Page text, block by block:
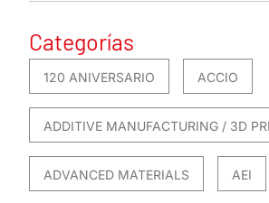
Categorías
120 ANIVERSARIO ACCIO
ADDITIVE MANUFACTURING / 3D
ADVANCED MATERIALS AEI